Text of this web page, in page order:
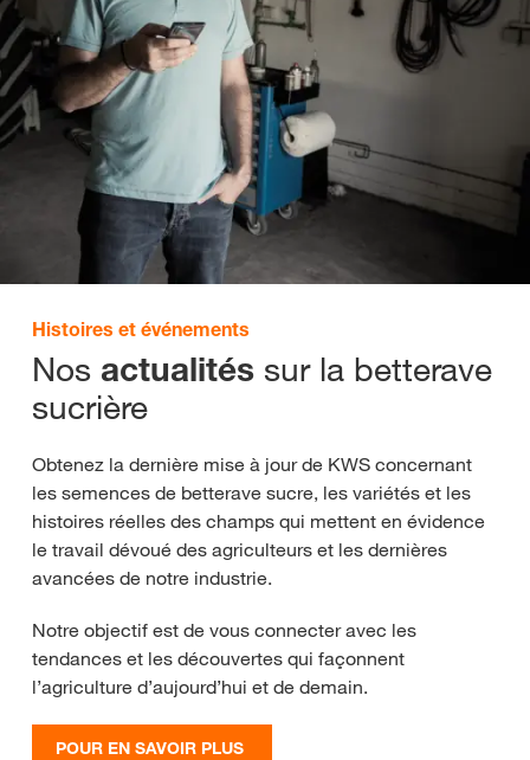
Histoires et événements
Nos actualités sur la betterave
sucrière
Obtenez la dernière mise à jour de KWS concernant
les semences de betterave sucre, les variétés et les
histoires réelles des champs qui mettent en évidence
le travail dévoué des agriculteurs et les dernières
avancées de notre industrie.
Notre objectif est de vous connecter avec les
tendances et les découvertes qui façonnent
l’agriculture d’aujourd’hui et de demain.
POUR EN SAVOIR PLUS